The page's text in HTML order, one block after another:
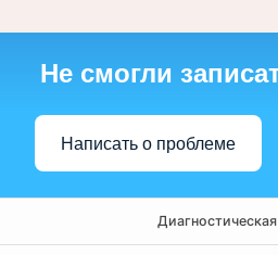
Не смогли
Написать о проблеме